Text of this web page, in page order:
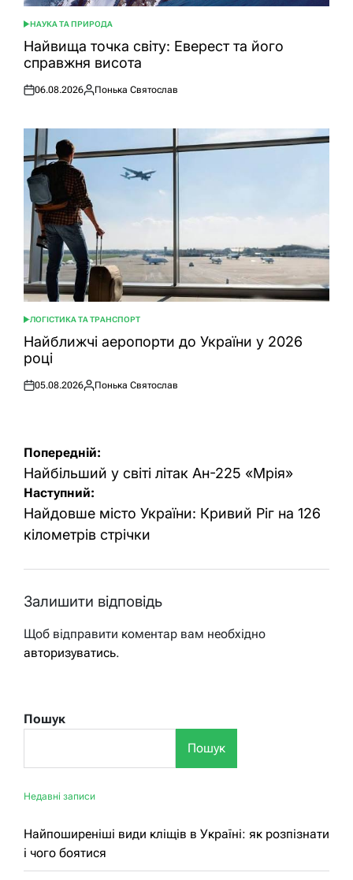
ОПУБЛІКУВАТИ
У
НАУКА ТА ПРИРОДА
Найвища точка світу: Еверест та його
справжня висота
Оприлюднено
06.08.2026
Опубліковано
Понька Святослав
ОПУБЛІКУВАТИ
У
ЛОГІСТИКА ТА ТРАНСПОРТ
Найближчі аеропорти до України у 2026
році
Оприлюднено
05.08.2026
Опубліковано
Понька Святослав
Навігація
записів
Попередній:
Найбільший у світі літак Ан-225 «Мрія»
Наступний:
Найдовше місто України: Кривий Ріг на 126
кілометрів стрічки
Залишити відповідь
Щоб відправити коментар вам необхідно
авторизуватись.
Пошук
Пошук
Недавні записи
Найпоширеніші види кліщів в Україні: як розпізнати
і чого боятися